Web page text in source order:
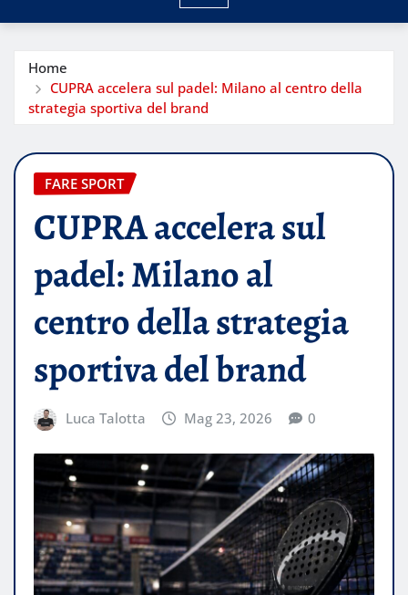
Home
CUPRA accelera sul padel: Milano al centro della
strategia sportiva del brand
FARE SPORT
CUPRA accelera sul
padel: Milano al
centro della strategia
sportiva del brand
Luca Talotta Mag 23, 2026 0